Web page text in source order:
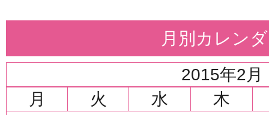
月別カレン
2015年2月
月
火 水 木